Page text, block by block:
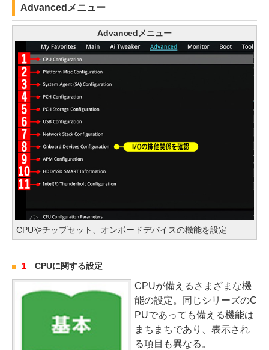
Advancedメニュー
Advancedメニュー
CPUやチップセット、オンボードデバイスの機能を設定
1 CPUに関する設定
CPUが備えるさまざまな機
能の設定。同じシリーズのC
PUであっても備える機能は
まちまちであり、表示され
る項目も異なる。